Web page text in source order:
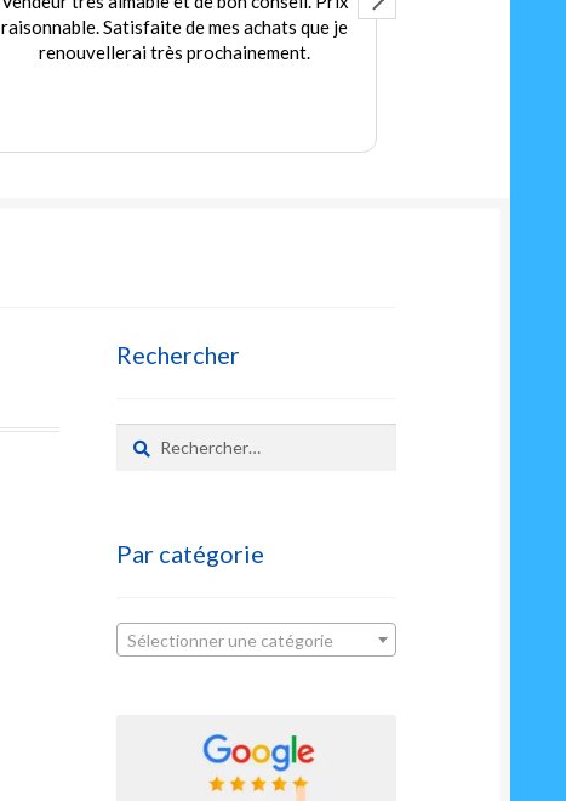
raisonnable. Satisfaite de mes achats que je
renouvellerai très prochainement.
Rechercher
Rechercher :
Par catégorie
Sélectionner une catégorie